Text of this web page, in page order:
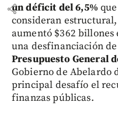
shareun déficit del 6,5%
consideran
aumentó $362 billones
una desfinanciación de
Presupuesto General
Gobierno de Abelardo
principal desafío el
finanzas públicas.